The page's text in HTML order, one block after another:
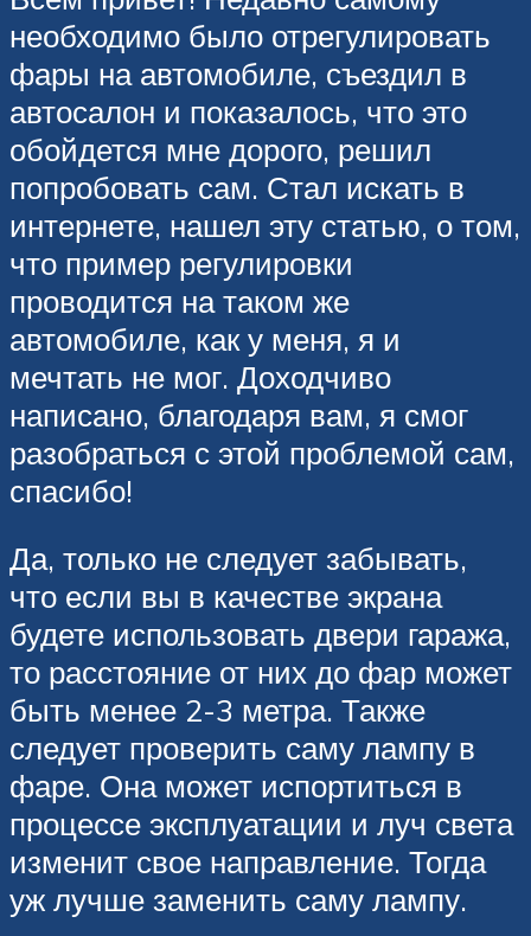
необходимо было отрегулировать
фары на автомобиле, съездил в
автосалон и показалось, что это
обойдется мне дорого, решил
попробовать сам. Стал искать в
интернете, нашел эту статью, о том,
что пример регулировки
проводится на таком же
автомобиле, как у меня, я и
мечтать не мог. Доходчиво
написано, благодаря вам, я смог
разобраться с этой проблемой сам,
спасибо!
Да, только не следует забывать,
что если вы в качестве экрана
будете использовать двери гаража,
то расстояние от них до фар может
быть менее 2-3 метра. Также
следует проверить саму лампу в
фаре. Она может испортиться в
процессе эксплуатации и луч света
изменит свое направление. Тогда
уж лучше заменить саму лампу.